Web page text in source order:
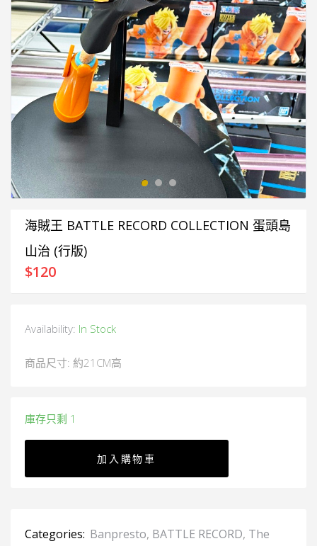
海賊王 BATTLE RECORD COLLECTION 蛋頭島
山治 (行版)
$120
Availability: In Stock
商品尺寸: 約21CM高
庫存只剩 1
加入購物車
Categories: Banpresto, BATTLE RECORD, The